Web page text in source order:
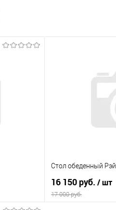
Стол обеденный Рэй
16 150 руб. / шт
17 000 руб.